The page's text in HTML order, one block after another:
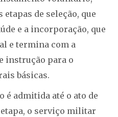
de seleção, que
e a incorporação, que
e termina com a
instrução para o
básicas.
é admitida até o ato de
o serviço militar